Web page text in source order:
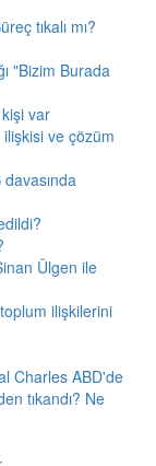
tıkalı mı?
"Bizim Burada
kişi var
ve çözüm
davasında
Ülgen ile
ilişkilerini
Charles ABD'de
tıkandı? Ne